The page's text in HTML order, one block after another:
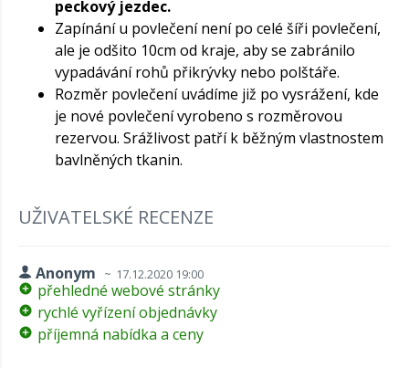
peckový jezdec.
Zapínání u povlečení není po celé šíři povlečení,
ale je odšito 10cm od kraje, aby se zabránilo
vypadávání rohů přikrývky nebo polštáře.
Rozměr povlečení uvádíme již po vysrážení, kde
je nové povlečení vyrobeno s rozměrovou
rezervou. Srážlivost patří k běžným vlastnostem
bavlněných tkanin.
UŽIVATELSKÉ RECENZE
Anonym 17.12.2020 19:00
přehledné webové stránky
rychlé vyřízení objednávky
příjemná nabídka a ceny